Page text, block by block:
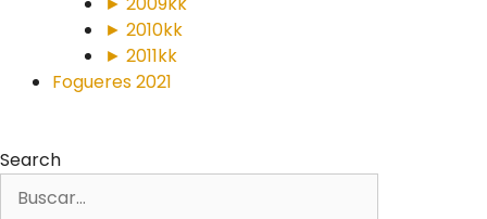
► 2010kk
► 2011kk
Fogueres 2021
Search